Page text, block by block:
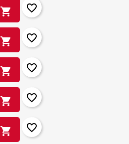
shopping_cart favorite_border
shopping_cart favorite_border
shopping_cart favorite_border
shopping_cart favorite_border
shopping_cart favorite_border